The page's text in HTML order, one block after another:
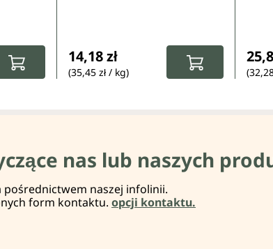
14,18 zł
(35,45 zł / kg)
nas lub naszych
pośrednictwem naszej infolinii.
form kontaktu. opcji kontaktu.